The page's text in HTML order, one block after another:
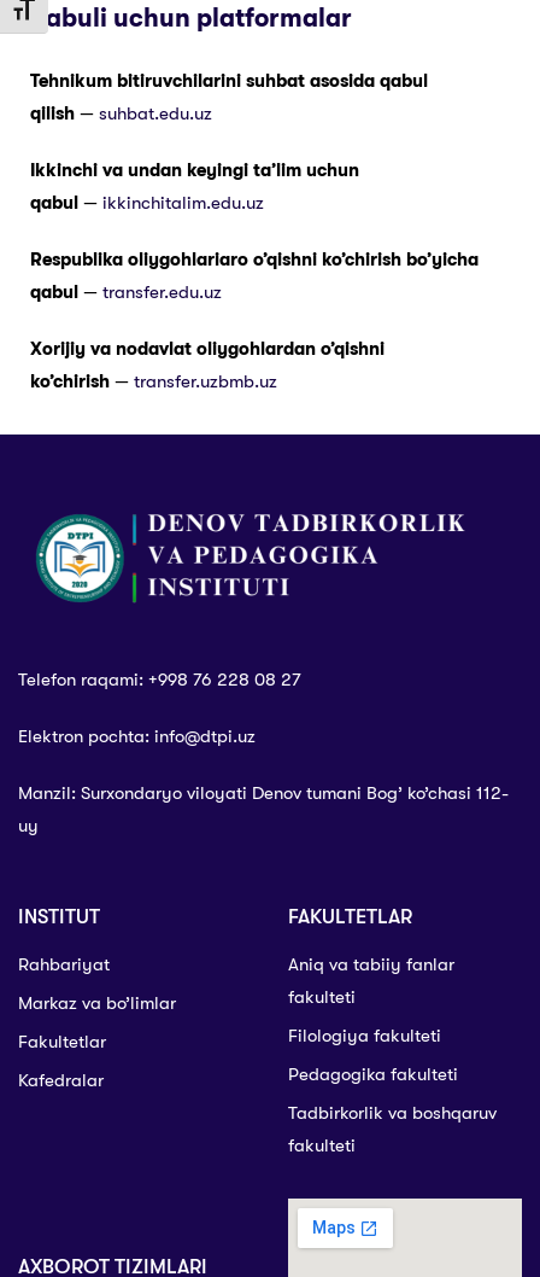
Toggle Font size
qabuli uchun platformalar
Tehnikum bitiruvchilarini suhbat asosida qabul
qilish — suhbat.edu.uz
Ikkinchi va undan keyingi ta’lim uchun
qabul — ikkinchitalim.edu.uz
Respublika oliygohlariaro o’qishni ko’chirish bo’yicha
qabul — transfer.edu.uz
Xorijiy va nodavlat oliygohlardan o’qishni
ko’chirish — transfer.uzbmb.uz
Telefon raqami: +998 76 228 08 27
Elektron pochta: info@dtpi.uz
Manzil: Surxondaryo viloyati Denov tumani Bog’ ko’chasi 112-
uy
INSTITUT
Rahbariyat
Markaz va bo’limlar
Fakultetlar
Kafedralar
FAKULTETLAR
Aniq va tabiiy fanlar
fakulteti
Filologiya fakulteti
Pedagogika fakulteti
Tadbirkorlik va boshqaruv
fakulteti
AXBOROT TIZIMLARI